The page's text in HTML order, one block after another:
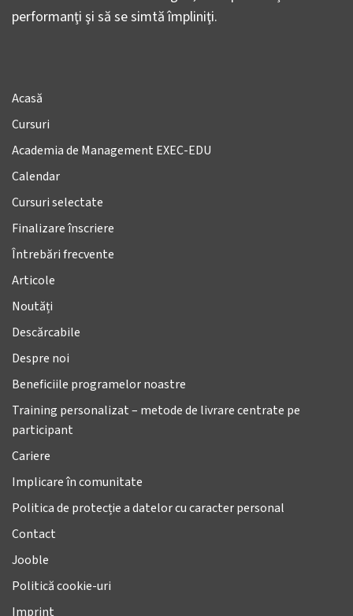
performanţi şi să se simtă împliniţi.
Acasă
Cursuri
Academia de Management EXEC-EDU
Calendar
Cursuri selectate
Finalizare înscriere
Întrebări frecvente
Articole
Noutăți
Descărcabile
Despre noi
Beneficiile programelor noastre
Training personalizat – metode de livrare centrate pe
participant
Cariere
Implicare în comunitate
Politica de protecție a datelor cu caracter personal
Contact
Jooble
Politică cookie-uri
Imprint